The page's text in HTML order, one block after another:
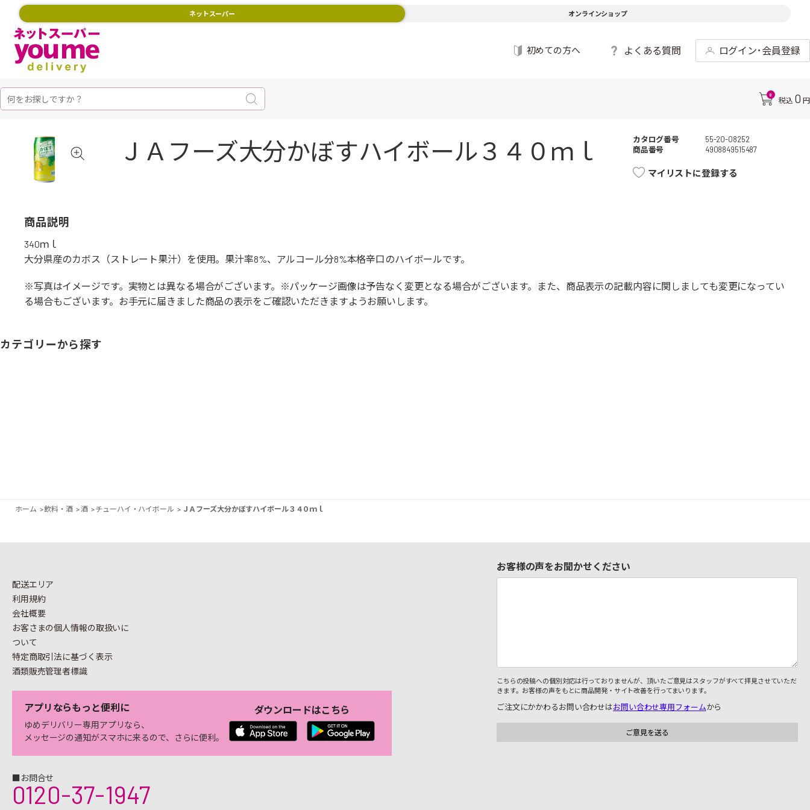
ネットスーパー オンラインショップ
初めての方へ よくある質問 ログイン･会員登録
0
税込 0 円
ＪＡフーズ大分かぼすハイボール３４０ｍｌ カタログ番号
55-20-08252
商品番号
4908849515487
マイリストに登録する
商品説明
340ｍｌ
大分県産のカボス（ストレート果汁）を使用。果汁率8%、アルコール分8%本格辛口のハイボールです。
※写真はイメージです。実物とは異なる場合がございます。※パッケージ画像は予告なく変更となる場合がございます。また、商品表示の記載内容に関しましても変更になってい
る場合もございます。お手元に届きました商品の表示をご確認いただきますようお願いします。
カテゴリーから探す
ホーム >飲料・酒 >酒 >チューハイ・ハイボール > ＪＡフーズ大分かぼすハイボール３４０ｍｌ
配送エリア
利用規約
会社概要
お客さまの個人情報の取扱いに
ついて
特定商取引法に基づく表示
酒類販売管理者標識
アプリならもっと便利に
ゆめデリバリー専用アプリなら、
メッセージの通知がスマホに来るので、さらに便利。
ダウンロードはこちら
■お問合せ
0120-37-1947
お客様の声をお聞かせください
こちらの投稿への個別対応は行っておりませんが、頂いたご意見はスタッフがすべて拝見させていただ
きます。お客様の声をもとに商品開発・サイト改善を行ってまいります。
ご注文にかかわるお問い合わせはお問い合わせ専用フォームから